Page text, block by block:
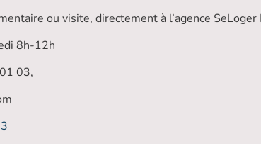
ou visite, directement à l’agence SeLoger
8h-12h
03,